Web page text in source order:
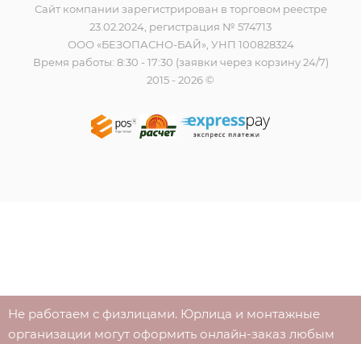
Сайт компании зарегистрирован в торговом реестре
23.02.2024, регистрация № 574713
ООО «БЕЗОПАСНО-БАЙ», УНП 100828324
Время работы: 8:30 - 17:30 (заявки через корзину 24/7)
2015 - 2026 ©
Не работаем с физлицами. Юрлица и монтажные
организации могут оформить онлайн-заказ любым